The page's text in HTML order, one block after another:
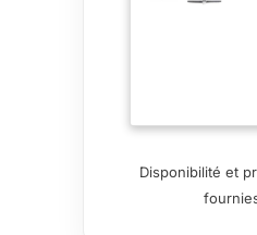
Disponibilité et